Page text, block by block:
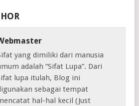
yang dimiliki dari manusia
adalah “Sifat Lupa”. Dari
lupa itulah, Blog ini
sebagai tempat
hal-hal kecil (Just